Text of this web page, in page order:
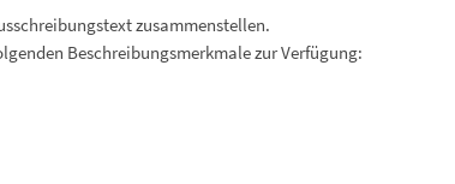
zusammenstellen.
Beschreibungsmerkmale zur Verfügung: